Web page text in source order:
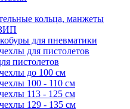
кольца, манжеты
для пневматики
для пистолетов
пистолетов
до 100 см
100 - 110 см
113 - 125 см
129 - 135 см